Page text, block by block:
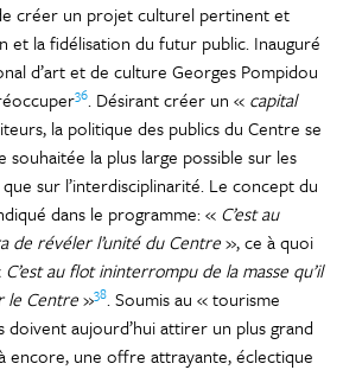
créer un projet culturel pertinent et
et la fidélisation du futur public. Inauguré
d’art et de culture Georges Pompidou
36. Désirant créer un « capital
la politique des publics du Centre se
la plus large possible sur les
sur l’interdisciplinarité. Le concept du
dans le programme: « C’est au
de révéler l’unité du Centre», ce à quoi
C’est au flot ininterrompu de la masse qu’il
le Centre»38. Soumis au « tourisme
doivent aujourd’hui attirer un plus grand
encore, une offre attrayante, éclectique